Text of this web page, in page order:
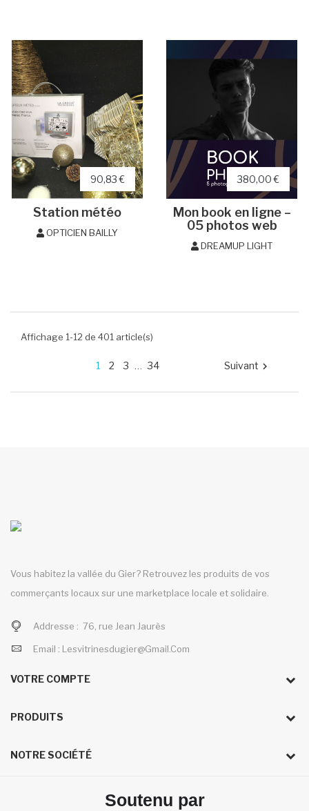
90,83 €
Station météo
OPTICIEN BAILLY
380,00 €
Mon book en ligne –
05 photos web
DREAMUP LIGHT
Affichage 1-12 de 401 article(s)
1 2 3 … 34 Suivant 
Vous habitez la vallée du Gier? Retrouvez les produits de vos
commerçants locaux sur une marketplace locale et solidaire.
Addresse : 76, rue Jean Jaurès
Email : Lesvitrinesdugier@gmail.com
VOTRE COMPTE
PRODUITS
NOTRE SOCIÉTÉ
Soutenu par